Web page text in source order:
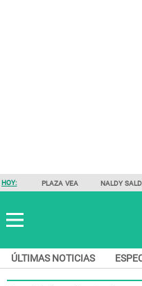
HOY: PLAZA VEA NALDY
ÚLTIMAS NOTICIAS